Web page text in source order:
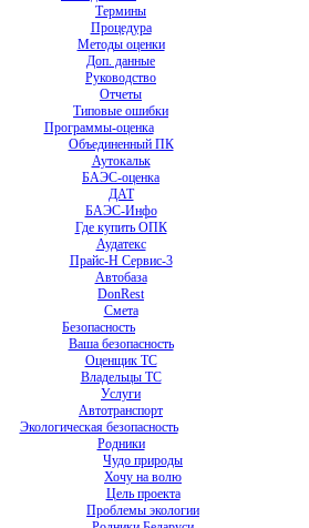
Термины
Процедура
Методы оценки
Доп. данные
Руководство
Отчеты
Типовые ошибки
Программы-оценка
Объединенный ПК
Аутокальк
БАЭС-оценка
ДАТ
БАЭС-Инфо
Где купить ОПК
Аудатекс
Прайс-Н Сервис-3
Автобаза
DonRest
Смета
Безопасность
Ваша безопасность
Оценщик ТС
Владельцы ТС
Услуги
Автотранспорт
Экологическая безопасность
Родники
Чудо природы
Хочу на волю
Цель проекта
Проблемы экологии